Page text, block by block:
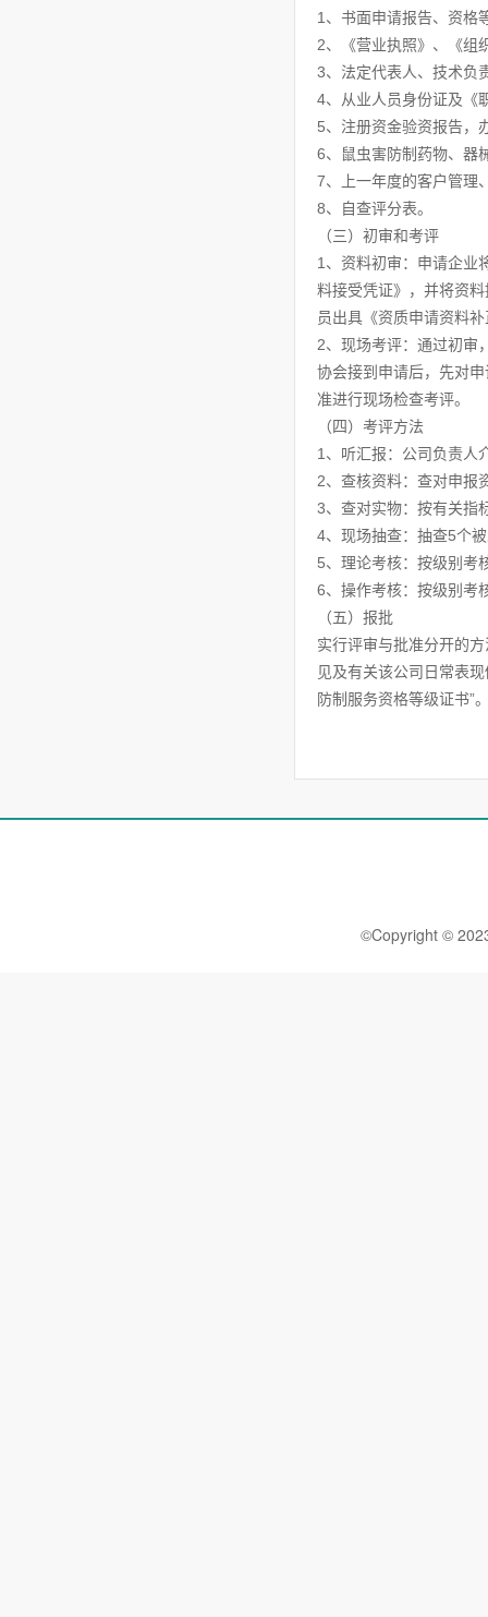
1、书面申请报告、资格
2、《营业执照》、《组
3、法定代表人、技术负
4、从业人员身份证及《
5、注册资金验资报告，
6、鼠虫害防制药物、器
7、上一年度的客户管理
8、自查评分表。
（三）初审和考评
1、资料初审：申请企业
料接受凭证》，并将资
员出具《资质申请资料
2、现场考评：通过初审
协会接到申请后，先对
准进行现场检查考评。
（四）考评方法
1、听汇报：公司负责人
2、查核资料：查对申报
3、查对实物：按有关指
4、现场抽查：抽查5个
5、理论考核：按级别考
6、操作考核：按级别考
（五）报批
实行评审与批准分开的
见及有关该公司日常表
防制服务资格等级证书”
©Copyright ©